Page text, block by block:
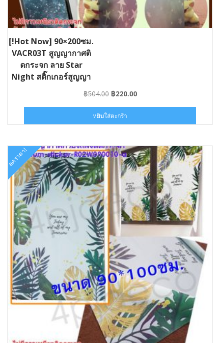
[!Hot Now] 90×200ซม.
VACR03T สูญญากาศติ
ดกระจก ลาย Star
Night สติ๊กเกอร์สูญญา
กาศติดกระจกกรองแสง
#ST-VACR03T090020
฿504.00 Original
was:
฿504.00.
฿220.00Current
฿220.00.
หยิบใส่ตะกร้า
ลดราคา!